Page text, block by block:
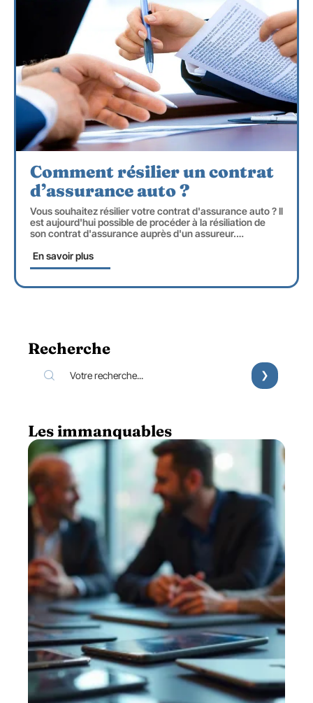
Comment résilier un contrat
d’assurance auto ?
Vous souhaitez résilier votre contrat d'assurance auto ? Il
est aujourd'hui possible de procéder à la résiliation de
son contrat d'assurance auprès d'un assureur.…
En savoir plus
Recherche
Les immanquables